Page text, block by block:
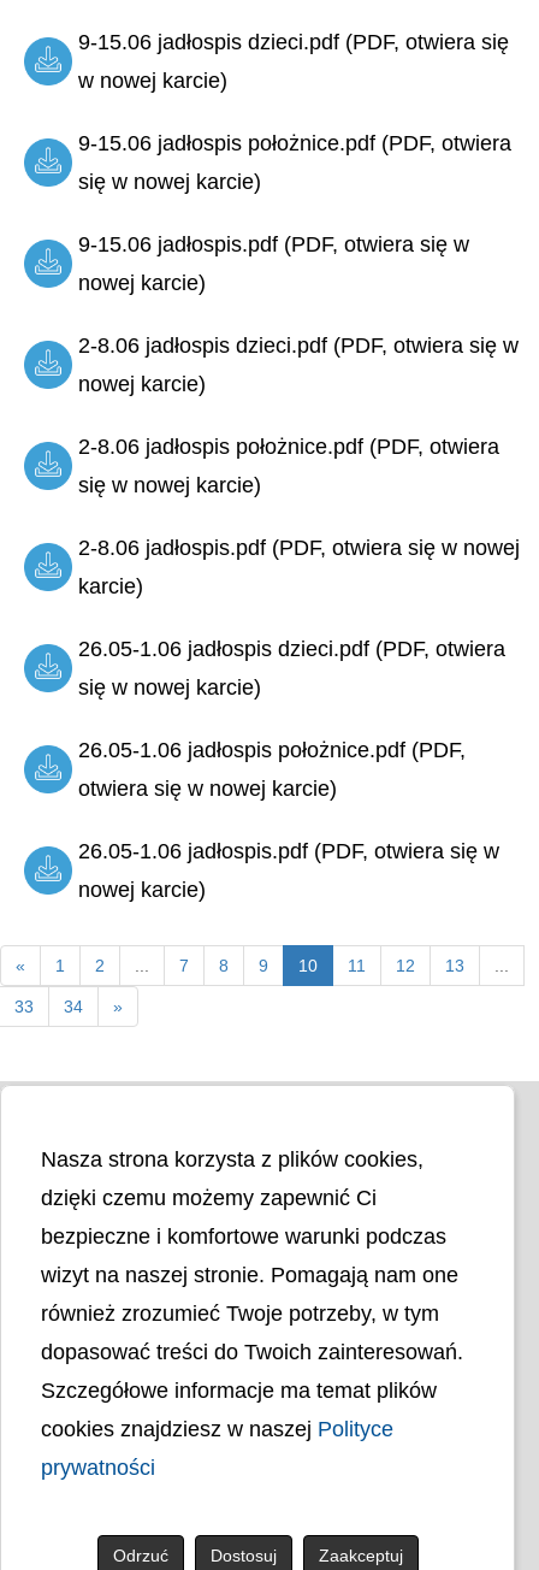
9-15.06 jadłospis dzieci.pdf (PDF, otwiera się
w nowej karcie)
9-15.06 jadłospis położnice.pdf (PDF, otwiera
się w nowej karcie)
9-15.06 jadłospis.pdf (PDF, otwiera się w
nowej karcie)
2-8.06 jadłospis dzieci.pdf (PDF, otwiera się w
nowej karcie)
2-8.06 jadłospis położnice.pdf (PDF, otwiera
się w nowej karcie)
2-8.06 jadłospis.pdf (PDF, otwiera się w nowej
karcie)
26.05-1.06 jadłospis dzieci.pdf (PDF, otwiera
się w nowej karcie)
26.05-1.06 jadłospis położnice.pdf (PDF,
otwiera się w nowej karcie)
26.05-1.06 jadłospis.pdf (PDF, otwiera się w
nowej karcie)
« 1 2 7 8 9 10 11 12 13
33 34 »
Liczba odwiedzin
Polityka prywatności
Mapa strony
Ochrona Danych Osobowych
Deklaracja Dostępności
© uck.katowice.pl.
Nasza strona korzysta z plików cookies,
dzięki czemu możemy zapewnić Ci
bezpieczne i komfortowe warunki podczas
wizyt na naszej stronie. Pomagają nam one
również zrozumieć Twoje potrzeby, w tym
dopasować treści do Twoich zainteresowań.
Szczegółowe informacje ma temat plików
cookies znajdziesz w naszej Polityce
prywatności
Odrzuć Dostosuj Zaakceptuj